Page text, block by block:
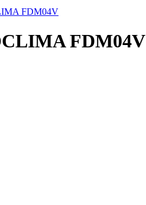
FDM04V
FDM04V